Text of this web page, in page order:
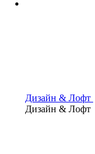
Дизайн & Лофт
Дизайн & Лофт